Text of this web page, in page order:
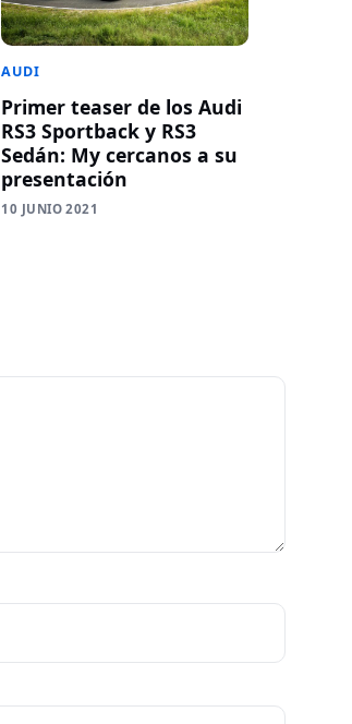
AUDI
Primer teaser de los Audi
RS3 Sportback y RS3
Sedán: My cercanos a su
presentación
10 JUNIO 2021